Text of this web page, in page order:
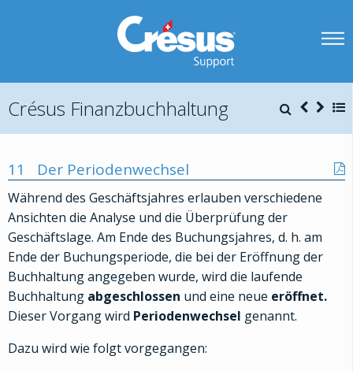
Crésus Finanzbuchhaltung
11 Der Periodenwechsel
Während des Geschäftsjahres erlauben verschiedene
Ansichten die Analyse und die Überprüfung der
Geschäftslage. Am Ende des Buchungsjahres, d. h. am
Ende der Buchungsperiode, die bei der Eröffnung der
Buchhaltung angegeben wurde, wird die laufende
Buchhaltung abgeschlossen und eine neue eröffnet.
Dieser Vorgang wird Periodenwechsel genannt.
Dazu wird wie folgt vorgegangen: